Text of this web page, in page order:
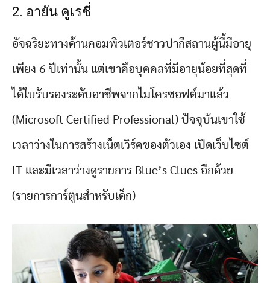
2. อายัน คูเรชี่
อัจฉริยะทางด้านคอมพิวเตอร์ชาวปากีสถานผู้นี้มีอายุ
เพียง 6 ปีเท่านั้น แต่เขาคือบุคคลที่มีอายุน้อยที่สุดที่
ได้ใบรับรองระดับอาชีพจากไมโครซอฟต์มาแล้ว
(Microsoft Certified Professional) ปัจจุบันเขาใช้
เวลาว่างในการสร้างเน็ตเวิร์คของตัวเอง เปิดเว็บไซต์
IT และมีเวลาว่างดูรายการ Blue’s Clues อีกด้วย
(รายการการ์ตูนสำหรับเด็ก)